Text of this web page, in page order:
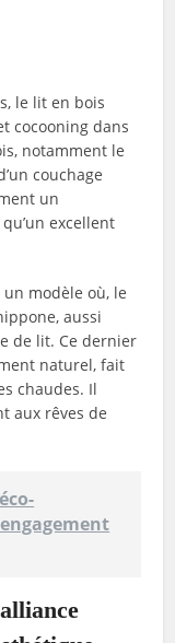
le lit en bois
cocooning dans
notamment le
couchage
un
excellent
modèle où, le
aussi
de lit. Ce dernier
naturel, fait
chaudes. Il
aux rêves de